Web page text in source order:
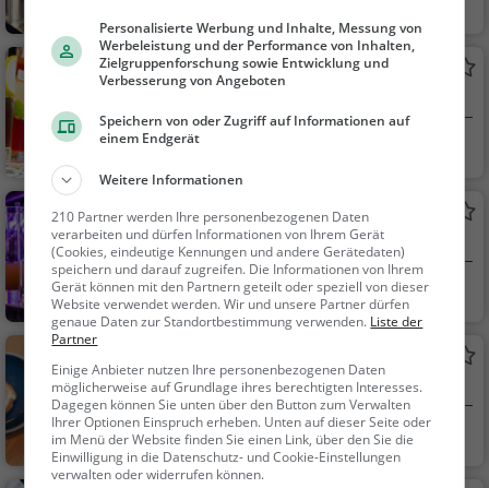
h
Grill, Snacks / Geträn
ke, Bier, Wein, Amerik
anisch, Burger, Sand
Sports
Leibnitz, Österreic
h
ühstück, Gebäck / Tei
gwaren
KIBO Lounge und Shisha
Bar in Gralla
Gralla, Österreich
Bar, Bier, Wein, Sn
acks / Getränke
Café in Gralla
Gralla, Österreich
Café, Kaffee / Kuc
hen, Frühstück, Gebä
Personalisierte Werbung und Inhalte, Messung von
Werbeleistung und der Performance von Inhalten,
Zielgruppenforschung sowie Entwicklung und
Verbesserung von Angeboten
Speichern von oder Zugriff auf Informationen auf
einem Endgerät
Weitere Informationen
210 Partner werden Ihre personenbezogenen Daten
verarbeiten und dürfen Informationen von Ihrem Gerät
(Cookies, eindeutige Kennungen und andere Gerätedaten)
speichern und darauf zugreifen. Die Informationen von Ihrem
Gerät können mit den Partnern geteilt oder speziell von dieser
Website verwendet werden. Wir und unsere Partner dürfen
genaue Daten zur Standortbestimmung verwenden. Liste der
Partner
Einige Anbieter nutzen Ihre personenbezogenen Daten
möglicherweise auf Grundlage ihres berechtigten Interesses.
Dagegen können Sie unten über den Button zum Verwalten
Ihrer Optionen Einspruch erheben. Unten auf dieser Seite oder
im Menü der Website finden Sie einen Link, über den Sie die
Einwilligung in die Datenschutz- und Cookie-Einstellungen
verwalten oder widerrufen können.